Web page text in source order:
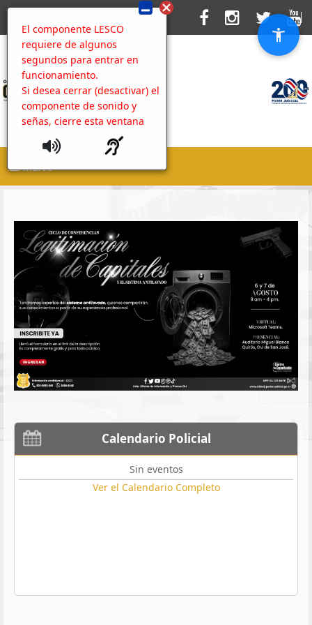
El componente LESCO
requiere de algunos
segundos para entrar en
funcionamiento.
Si desea cerrar (desactivar) el
componente de sonido y
señas, cierre esta ventana
MENU
Calendario Policial
Sin eventos
Ver el Calendario Completo